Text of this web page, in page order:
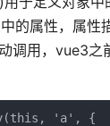
的属性，属性
调用，vue3之
'a', {